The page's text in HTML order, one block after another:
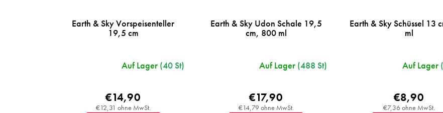
Earth & Sky Vorspeisenteller
19,5 cm
Auf Lager (40 St)
€12,31 ohne MwSt.
€14,90
Earth & Sky Udon Schale 19,5
cm, 800 ml
Auf Lager (488 St)
€14,79 ohne MwSt.
€17,90
Earth & Sky Schüssel 13
ml
Auf Lager
€7,36 ohne MwSt.
€8,90